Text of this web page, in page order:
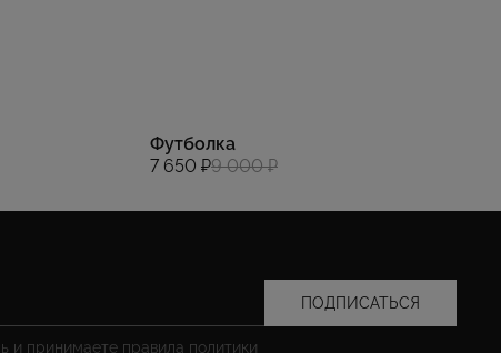
Футболка
7 650 ₽9 000 ₽
ПОДПИСАТЬСЯ
и принимаете правила политики